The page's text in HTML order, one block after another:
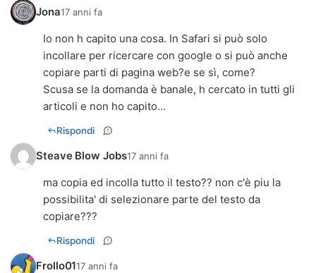
Jona17 anni fa
Io non h capito una cosa. In Safari si può solo
incollare per ricercare con google o si può anche
copiare parti di pagina web?e se sì, come?
Scusa se la domanda è banale, h cercato in tutti gli
articoli e non ho capito...
Rispondi
Steave Blow Jobs17 anni fa
ma copia ed incolla tutto il testo?? non c'è piu la
possibilita' di selezionare parte del testo da
copiare???
Rispondi
Frollo0117 anni fa